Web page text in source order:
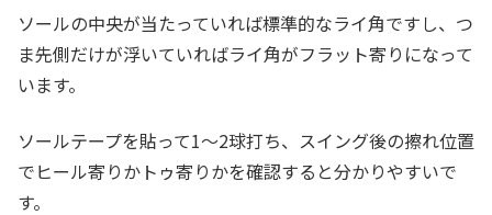
ソールの中央が当たっていれば標準的なライ角ですし、つ
ま先側だけが浮いていればライ角がフラット寄りになって
います。
ソールテープを貼って1〜2球打ち、スイング後の擦れ位置
でヒール寄りかトゥ寄りかを確認すると分かりやすいで
す。